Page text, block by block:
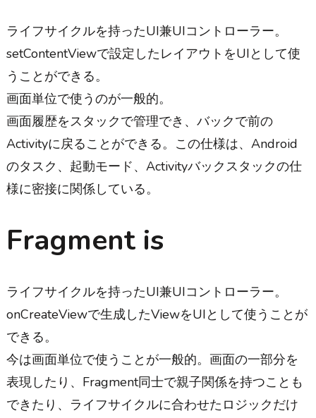
ライフサイクルを持ったUI兼UIコントローラー。
setContentViewで設定したレイアウトをUIとして使
うことができる。
画面単位で使うのが一般的。
画面履歴をスタックで管理でき、バックで前の
Activityに戻ることができる。この仕様は、Android
のタスク、起動モード、Activityバックスタックの仕
様に密接に関係している。
Fragment is
ライフサイクルを持ったUI兼UIコントローラー。
onCreateViewで生成したViewをUIとして使うことが
できる。
今は画面単位で使うことが一般的。画面の一部分を
表現したり、Fragment同士で親子関係を持つことも
できたり、ライフサイクルに合わせたロジックだけ